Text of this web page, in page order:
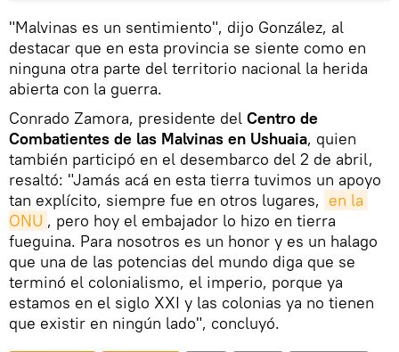
"Malvinas es un sentimiento", dijo González, al
destacar que en esta provincia se siente como en
ninguna otra parte del territorio nacional la herida
abierta con la guerra.
Conrado Zamora, presidente del Centro de
Combatientes de las Malvinas en Ushuaia, quien
también participó en el desembarco del 2 de abril,
resaltó: "Jamás acá en esta tierra tuvimos un apoyo
tan explícito, siempre fue en otros lugares, en la
ONU , pero hoy el embajador lo hizo en tierra
fueguina. Para nosotros es un honor y es un halago
que una de las potencias del mundo diga que se
terminó el colonialismo, el imperio, porque ya
estamos en el siglo XXI y las colonias ya no tienen
que existir en ningún lado", concluyó.